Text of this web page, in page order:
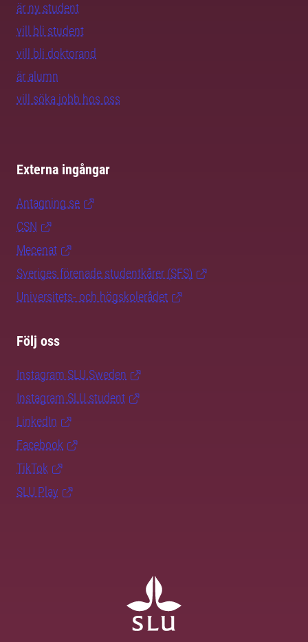
är ny student
vill bli student
vill bli doktorand
är alumn
vill söka jobb hos oss
Externa ingångar
Antagning.se
CSN
Mecenat
Sveriges förenade studentkårer (SFS)
Universitets- och högskolerådet
Följ oss
Instagram SLU.Sweden
Instagram SLU.student
LinkedIn
Facebook
TikTok
SLU Play